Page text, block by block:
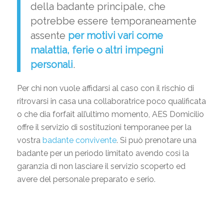
della badante principale, che
potrebbe essere temporaneamente
assente per motivi vari come
malattia, ferie o altri impegni
personali.
Per chi non vuole affidarsi al caso con il rischio di
ritrovarsi in casa una collaboratrice poco qualificata
o che dia forfait all’ultimo momento, AES Domicilio
offre il servizio di sostituzioni temporanee per la
vostra badante convivente. Si può prenotare una
badante per un periodo limitato avendo così la
garanzia di non lasciare il servizio scoperto ed
avere del personale preparato e serio.